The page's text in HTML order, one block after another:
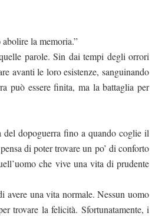
la memoria.”
parole. Sin dai tempi degli orrori
avanti le loro esistenze, sanguinando
può essere finita, ma la battaglia per
dopoguerra fino a quando coglie il
di poter trovare un po’ di conforto
che vive una vita di prudente
avere una vita normale. Nessun uomo
trovare la felicità. Sfortunatamente, i